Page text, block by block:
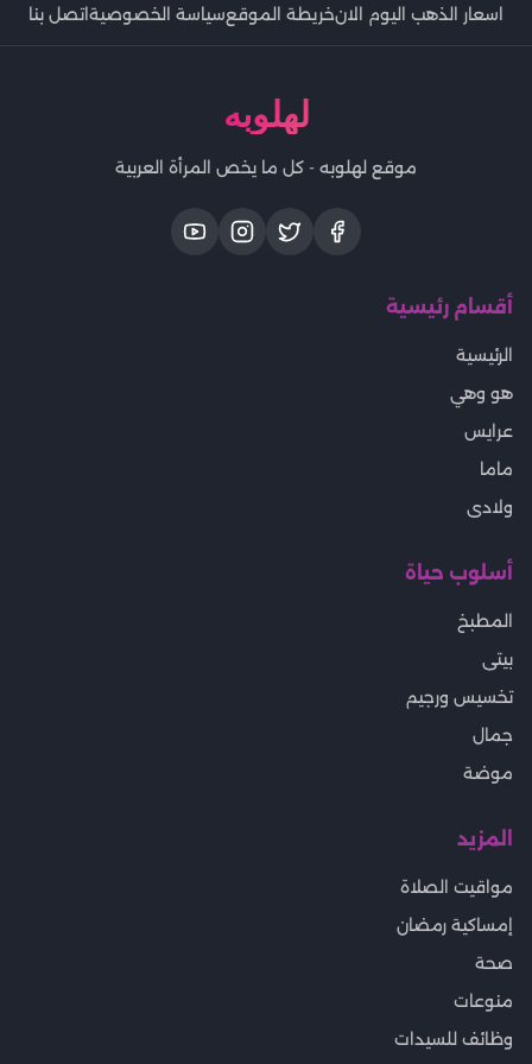
اسعار الذهب اليوم الانخريطة الموقعسياسة الخصوصيةاتصل بنا
لهلوبه
موقع لهلوبه - كل ما يخص المرأة العربية
أقسام رئيسية
الرئيسية
هو وهي
عرايس
ماما
ولادى
أسلوب حياة
المطبخ
بيتى
تخسيس ورجيم
جمال
موضة
المزيد
مواقيت الصلاة
إمساكية رمضان
صحة
منوعات
وظائف للسيدات